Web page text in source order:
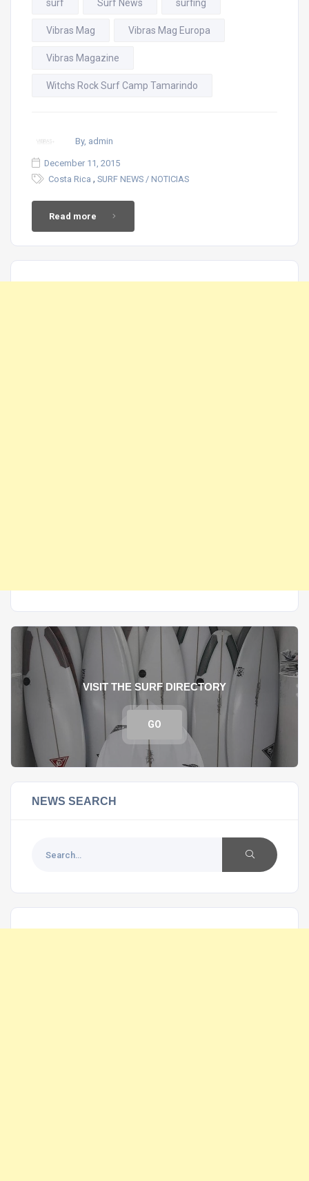
surf Surf News surfing
Vibras Mag Vibras Mag Europa
Vibras Magazine
Witchs Rock Surf Camp Tamarindo
By, admin
December 11, 2015
Costa Rica , SURF NEWS / NOTICIAS
Read more
VISIT THE SURF DIRECTORY
GO
NEWS SEARCH